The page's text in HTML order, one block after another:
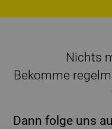
Nichts
Bekomme
Dann folge uns